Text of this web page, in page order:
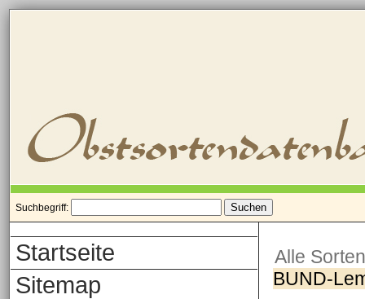
Suchbegriff:
Startseite
Sitemap
Alle
BUND-